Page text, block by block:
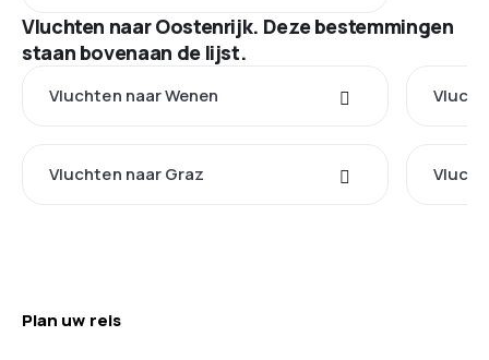
Vluchten naar Oostenrijk. Deze bestemmingen
staan bovenaan de lijst.
Vluchten naar Wenen
Vluchten naar Graz
Plan uw reis